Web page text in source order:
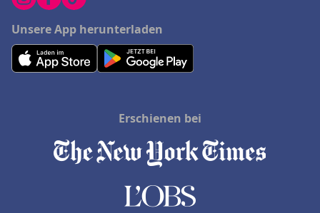
Unsere App herunterladen
Erschienen bei